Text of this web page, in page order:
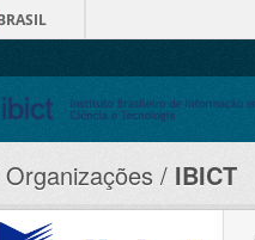
Organizações IBICT